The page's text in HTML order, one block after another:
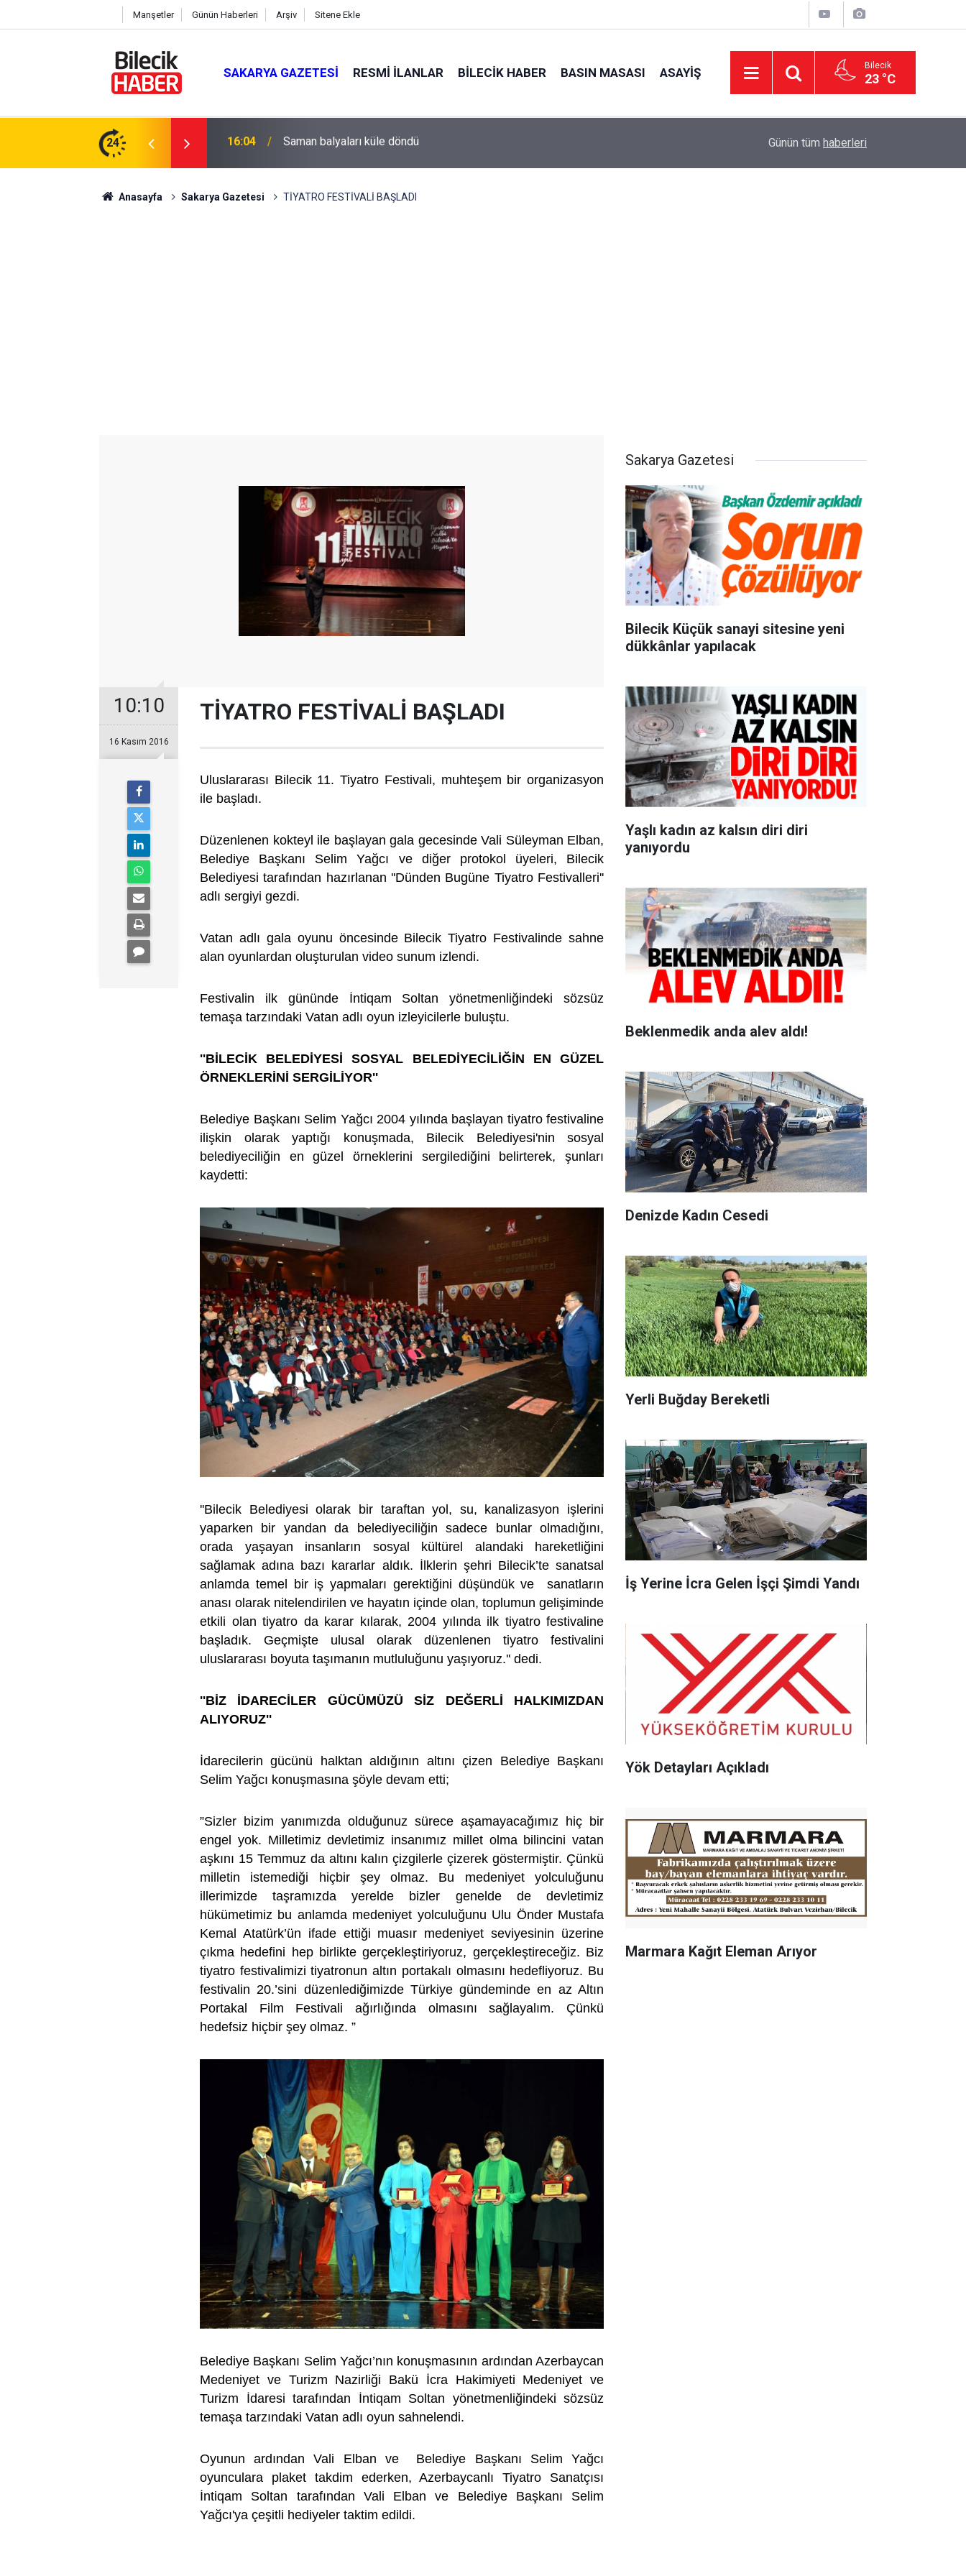
Manşetler Günün Haberleri Arşiv Sitene Ekle
SAKARYA GAZETESI RESMI İLANLAR BILECIK HABER BASIN MASASI ASAYIŞ Bilecik
23 °C
24 15:39 İl Genel Meclisi’nden okullara 1.8 milyon TL destek OEDAŞ Türkiye’yi temsil edecek
Günün tüm haberleri
Anasayfa Sakarya Gazetesi TİYATRO FESTİVALİ BAŞLADI
10:10
16 Kasım 2016
TİYATRO FESTİVALİ BAŞLADI
Uluslararası Bilecik 11. Tiyatro Festivali, muhteşem bir organizasyon
ile başladı.
Düzenlenen kokteyl ile başlayan gala gecesinde Vali Süleyman Elban,
Belediye Başkanı Selim Yağcı ve diğer protokol üyeleri, Bilecik
Belediyesi tarafından hazırlanan ''Dünden Bugüne Tiyatro Festivalleri''
adlı sergiyi gezdi.
Vatan adlı gala oyunu öncesinde Bilecik Tiyatro Festivalinde sahne
alan oyunlardan oluşturulan video sunum izlendi.
Festivalin ilk gününde İntiqam Soltan yönetmenliğindeki sözsüz
temaşa tarzındaki Vatan adlı oyun izleyicilerle buluştu.
''BİLECİK BELEDİYESİ SOSYAL BELEDİYECİLİĞİN EN GÜZEL
ÖRNEKLERİNİ SERGİLİYOR''
Belediye Başkanı Selim Yağcı 2004 yılında başlayan tiyatro festivaline
ilişkin olarak yaptığı konuşmada, Bilecik Belediyesi'nin sosyal
belediyeciliğin en güzel örneklerini sergilediğini belirterek, şunları
kaydetti:
''Bilecik Belediyesi olarak bir taraftan yol, su, kanalizasyon işlerini
yaparken bir yandan da belediyeciliğin sadece bunlar olmadığını,
orada yaşayan insanların sosyal kültürel alandaki hareketliğini
sağlamak adına bazı kararlar aldık. İlklerin şehri Bilecik’te sanatsal
anlamda temel bir iş yapmaları gerektiğini düşündük ve sanatların
anası olarak nitelendirilen ve hayatın içinde olan, toplumun gelişiminde
etkili olan tiyatro da karar kılarak, 2004 yılında ilk tiyatro festivaline
başladık. Geçmişte ulusal olarak düzenlenen tiyatro festivalini
uluslararası boyuta taşımanın mutluluğunu yaşıyoruz.'' dedi.
''BİZ İDARECİLER GÜCÜMÜZÜ SİZ DEĞERLİ HALKIMIZDAN
ALIYORUZ''
İdarecilerin gücünü halktan aldığının altını çizen Belediye Başkanı
Selim Yağcı konuşmasına şöyle devam etti;
”Sizler bizim yanımızda olduğunuz sürece aşamayacağımız hiç bir
engel yok. Milletimiz devletimiz insanımız millet olma bilincini vatan
aşkını 15 Temmuz da altını kalın çizgilerle çizerek göstermiştir. Çünkü
milletin istemediği hiçbir şey olmaz. Bu medeniyet yolculuğunu
illerimizde taşramızda yerelde bizler genelde de devletimiz
hükümetimiz bu anlamda medeniyet yolculuğunu Ulu Önder Mustafa
Kemal Atatürk’ün ifade ettiği muasır medeniyet seviyesinin üzerine
çıkma hedefini hep birlikte gerçekleştiriyoruz, gerçekleştireceğiz. Biz
tiyatro festivalimizi tiyatronun altın portakalı olmasını hedefliyoruz. Bu
festivalin 20.’sini düzenlediğimizde Türkiye gündeminde en az Altın
Portakal Film Festivali ağırlığında olmasını sağlayalım. Çünkü
hedefsiz hiçbir şey olmaz. ”
Belediye Başkanı Selim Yağcı’nın konuşmasının ardından Azerbaycan
Medeniyet ve Turizm Nazirliği Bakü İcra Hakimiyeti Medeniyet ve
Turizm İdaresi tarafından İntiqam Soltan yönetmenliğindeki sözsüz
temaşa tarzındaki Vatan adlı oyun sahnelendi.
Oyunun ardından Vali Elban ve Belediye Başkanı Selim Yağcı
oyunculara plaket takdim ederken, Azerbaycanlı Tiyatro Sanatçısı
İntiqam Soltan tarafından Vali Elban ve Belediye Başkanı Selim
Yağcı'ya çeşitli hediyeler taktim edildi.
Sakarya Gazetesi
Bilecik Küçük sanayi sitesine yeni
dükkânlar yapılacak
Yaşlı kadın az kalsın diri diri
yanıyordu
Beklenmedik anda alev aldı!
Denizde Kadın Cesedi
Yerli Buğday Bereketli
İş Yerine İcra Gelen İşçi Şimdi Yandı
Yök Detayları Açıkladı
Marmara Kağıt Eleman Arıyor